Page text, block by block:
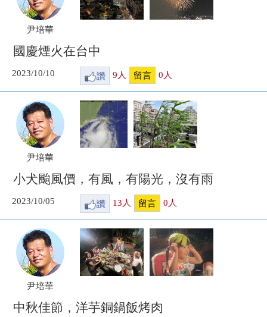
尹培華
國慶煙火在台中
2023/10/10 讚 9 人 留言 0 人
尹培華
小犬颱風價，有風，有陽光，沒有雨
2023/10/05 讚 13 人 留言 0 人
尹培華
中秋佳節，洋芋銅鍋飯烤肉